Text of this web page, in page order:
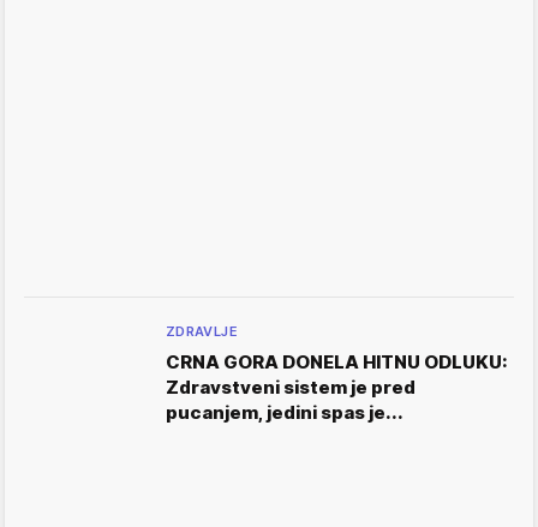
ZDRAVLJE
CRNA GORA DONELA HITNU ODLUKU:
Zdravstveni sistem je pred
pucanjem, jedini spas je...